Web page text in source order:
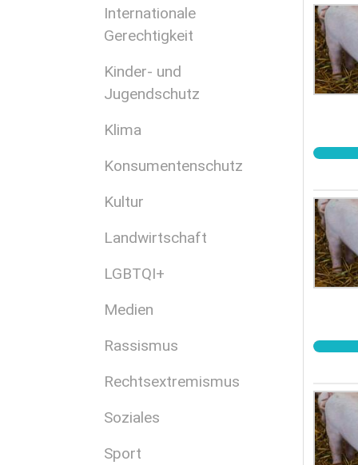
Internationale
Gerechtigkeit
Kinder- und
Jugendschutz
Klima
Konsumentenschutz
Kultur
Landwirtschaft
LGBTQI+
Medien
Rassismus
Rechtsextremismus
Soziales
Sport